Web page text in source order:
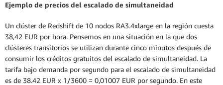
Ejemplo de precios del escalado de simultaneidad
Un clúster de Redshift de 10 nodos RA3.4xlarge en la región cuesta
38,42 EUR por hora. Pensemos en una situación en la que dos
clústeres transitorios se utilizan durante cinco minutos después de
consumir los créditos gratuitos del escalado de simultaneidad. La
tarifa bajo demanda por segundo para el escalado de simultaneidad
es de 38.42 EUR x 1/3600 = 0,01007 EUR por segundo. En este